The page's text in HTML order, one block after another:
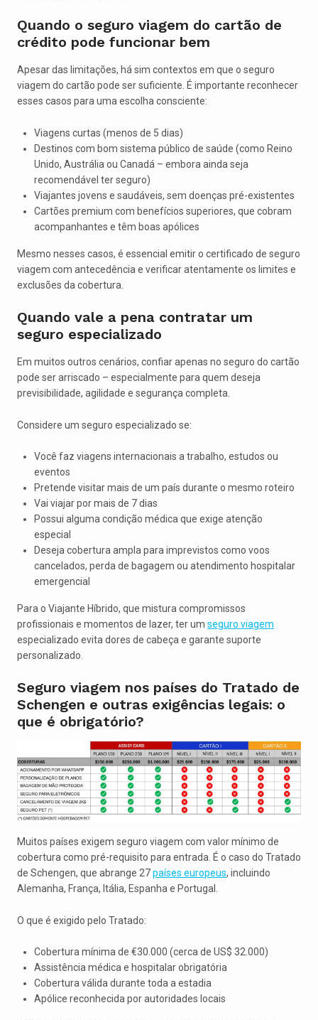
Quando o seguro viagem do cartão de
crédito pode funcionar bem
Apesar das limitações, há sim contextos em que o seguro
viagem do cartão pode ser suficiente. É importante reconhecer
esses casos para uma escolha consciente:
Viagens curtas (menos de 5 dias)
Destinos com bom sistema público de saúde (como Reino
Unido, Austrália ou Canadá – embora ainda seja
recomendável ter seguro)
Viajantes jovens e saudáveis, sem doenças pré-existentes
Cartões premium com benefícios superiores, que cobram
acompanhantes e têm boas apólices
Mesmo nesses casos, é essencial emitir o certificado de seguro
viagem com antecedência e verificar atentamente os limites e
exclusões da cobertura.
Quando vale a pena contratar um
seguro especializado
Em muitos outros cenários, confiar apenas no seguro do cartão
pode ser arriscado – especialmente para quem deseja
previsibilidade, agilidade e segurança completa.
Considere um seguro especializado se:
Você faz viagens internacionais a trabalho, estudos ou
eventos
Pretende visitar mais de um país durante o mesmo roteiro
Vai viajar por mais de 7 dias
Possui alguma condição médica que exige atenção
especial
Deseja cobertura ampla para imprevistos como voos
cancelados, perda de bagagem ou atendimento hospitalar
emergencial
Para o Viajante Híbrido, que mistura compromissos
profissionais e momentos de lazer, ter um seguro viagem
especializado evita dores de cabeça e garante suporte
personalizado.
Seguro viagem nos países do Tratado de
Schengen e outras exigências legais: o
que é obrigatório?
Muitos países exigem seguro viagem com valor mínimo de
cobertura como pré-requisito para entrada. É o caso do Tratado
de Schengen, que abrange 27países europeus, incluindo
Alemanha, França, Itália, Espanha e Portugal.
O que é exigido pelo Tratado:
Cobertura mínima de €30.000 (cerca de US$ 32.000)
Assistência médica e hospitalar obrigatória
Cobertura válida durante toda a estadia
Apólice reconhecida por autoridades locais